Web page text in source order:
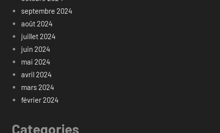
septembre 2024
août 2024
juillet 2024
juin 2024
mai 2024
avril 2024
mars 2024
février 2024
Categories